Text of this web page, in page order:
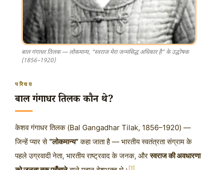
बाल गंगाधर तिलक — लोकमान्य, “स्वराज मेरा जन्मसिद्ध अधिकार है” के उद्घोषक
(1856–1920)
परिचय
बाल गंगाधर तिलक कौन थे?
केशव गंगाधर तिलक (Bal Gangadhar Tilak, 1856–1920) —
जिन्हें प्यार से“लोकमान्य”कहा जाता है — भारतीय स्वतंत्रता संग्राम के
पहले उग्रवादी नेता, भारतीय राष्ट्रवाद के जनक, औरस्वराज की अवधारणा
[1]